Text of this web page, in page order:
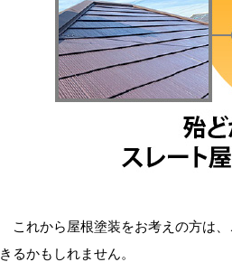
これから屋根塗装をお考えの方は
きるかもしれません。